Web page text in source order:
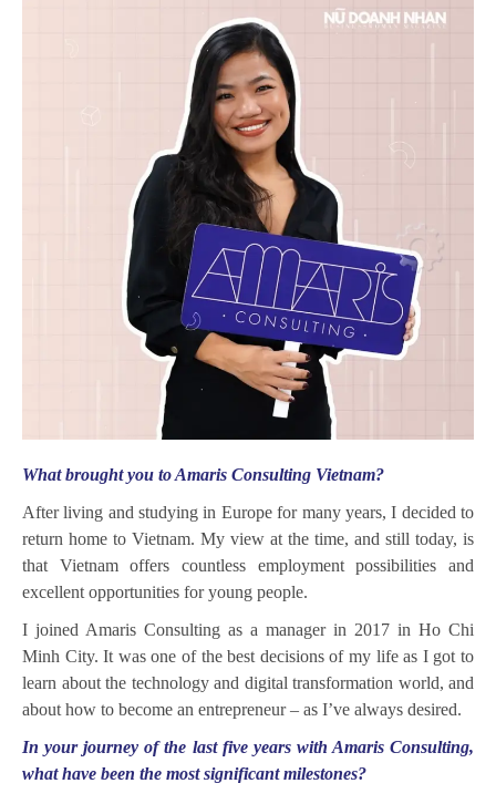
What brought you to Amaris Consulting Vietnam?
After living and studying in Europe for many years, I decided to
return home to Vietnam. My view at the time, and still today, is
that Vietnam offers countless employment possibilities and
excellent opportunities for young people.
I joined Amaris Consulting as a manager in 2017 in Ho Chi
Minh City. It was one of the best decisions of my life as I got to
learn about the technology and digital transformation world, and
about how to become an entrepreneur – as I’ve always desired.
In your journey of the last five years with Amaris Consulting,
what have been the most significant milestones?